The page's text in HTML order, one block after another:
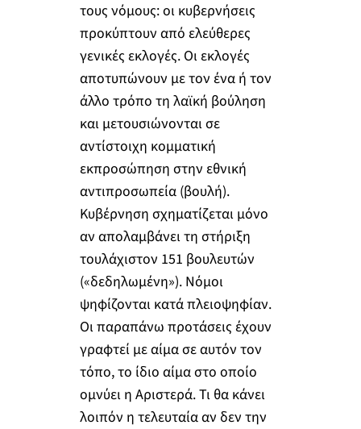
τους νόμους: οι κυβερνήσεις
προκύπτουν από ελεύθερες
γενικές εκλογές. Οι εκλογές
αποτυπώνουν με τον ένα ή τον
άλλο τρόπο τη λαϊκή βούληση
και μετουσιώνονται σε
αντίστοιχη κομματική
εκπροσώπηση στην εθνική
αντιπροσωπεία (βουλή).
Κυβέρνηση σχηματίζεται μόνο
αν απολαμβάνει τη στήριξη
τουλάχιστον 151 βουλευτών
(«δεδηλωμένη»). Νόμοι
ψηφίζονται κατά πλειοψηφίαν.
Οι παραπάνω προτάσεις έχουν
γραφτεί με αίμα σε αυτόν τον
τόπο, το ίδιο αίμα στο οποίο
ομνύει η Αριστερά. Τι θα κάνει
λοιπόν η τελευταία αν δεν την